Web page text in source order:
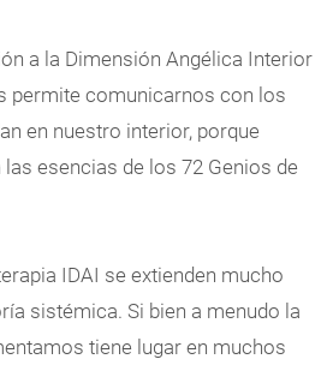
a la Dimensión Angélica Interior
permite comunicarnos con los
en nuestro interior, porque
esencias de los 72 Genios de
IDAI se extienden mucho
sistémica. Si bien a menudo la
tiene lugar en muchos